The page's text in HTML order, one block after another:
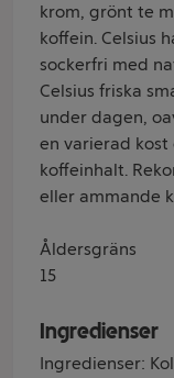
krom, grönt te
koffein. Celsius
sockerfri med
Celsius friska
under dagen,
en varierad kost
koffeinhalt.
eller ammande
Åldersgräns
15
Ingredienser
Ingredienser: